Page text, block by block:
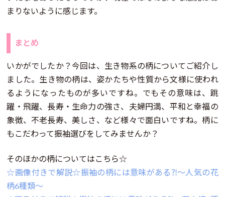
まりないように感じます。
まとめ
いかがでしたか？今回は、生き物系の柄についてご紹介し
ました。生き物の柄は、姿かたちや性質から文様に使われ
るようになったものが多いですね。でもその意味は、跳
躍・飛躍、長寿・生命力の強さ、夫婦円満、平和と幸福の
象徴、不老長寿、美しさ、など様々で面白いですね。柄に
もこだわって振袖選びをしてみませんか？
そのほかの柄についてはこちら☆
☆画像付きで解説☆振袖の柄には意味がある⁈～人気の花
柄6種類～